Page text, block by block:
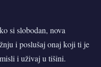
si slobodan, nova
i poslušaj onaj koji ti je
i uživaj u tišini.